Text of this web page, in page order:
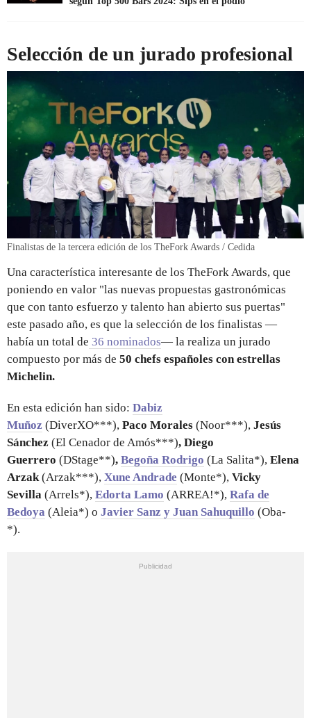
Selección de un jurado profesional
Finalistas de la tercera edición de los TheFork Awards / Cedida
Una característica interesante de los TheFork Awards, que
poniendo en valor "las nuevas propuestas gastronómicas
que con tanto esfuerzo y talento han abierto sus puertas"
este pasado año, es que la selección de los finalistas —
había un total de 36 nominados— la realiza un jurado
compuesto por más de 50 chefs españoles con estrellas
Michelin.
En esta edición han sido: Dabiz
Muñoz (DiverXO***), Paco Morales (Noor***), Jesús
Sánchez (El Cenador de Amós***), Diego
Guerrero (DStage**), Begoña Rodrigo (La Salita*), Elena
Arzak(Arzak***), Xune Andrade (Monte*), Vicky
Sevilla (Arrels*), Edorta Lamo (ARREA!*), Rafa de
Bedoya (Aleia*) o Javier Sanz y Juan Sahuquillo (Oba-
*).